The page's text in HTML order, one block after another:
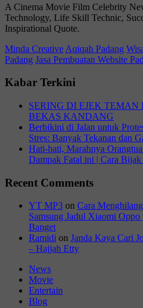
A Cinema Movie Film Celebrity
Technology, Life Skill Technic,
Inspirational Quote.
Minda Creative Aqiqah Padang
Padang Jasa Pembuatan Website
Kabar Terkini
SERING DI EJEK
BEKAS KANDANG
Berbikini di Jalan untuk
Stres: Banyak Tekanan dan
Hati-hati, Marahnya
Dampak Fatal ini | Cara
Recent Comments
YT MP3 on Cara
Samsung Jadul Xiaomi
Banget
Ramidi on Janda Kaya Cari
– Hajjah Etty
News
Movie
Entertain
Blog